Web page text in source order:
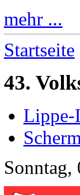
mehr ...
Startseite
43.
Lippe-
Sonntag,